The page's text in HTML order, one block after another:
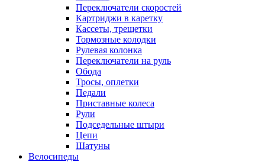
Переключатели скоростей
Картриджи в каретку
Кассеты, трещетки
Тормозные колодки
Рулевая колонка
Переключатели на руль
Обода
Тросы, оплетки
Педали
Приставные колеса
Рули
Подседельные штыри
Цепи
Шатуны
Велосипеды